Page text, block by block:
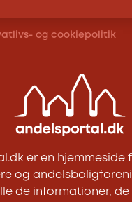
og cookiepolitik
er en hjemmeside
og
de informationer, de